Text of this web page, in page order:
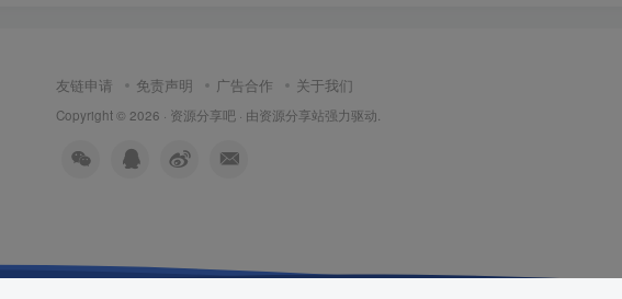
友链申请 免责声明 广告合作 关于我们
Copyright © 2026 · 资源分享吧 · 由资源分享站强力驱动.